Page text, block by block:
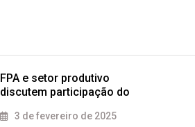
FPA e setor produtivo
discutem participação do
3 de fevereiro de 2025